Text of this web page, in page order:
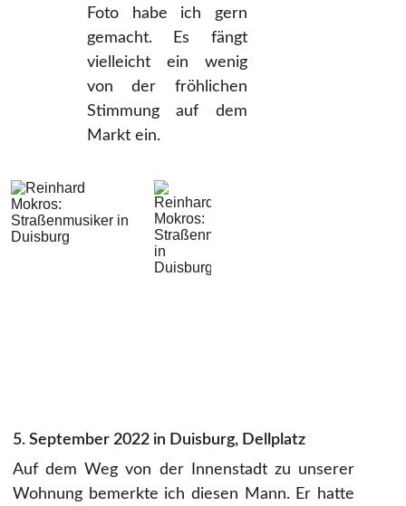
Foto habe ich gern
gemacht. Es fängt
vielleicht ein wenig
von der fröhlichen
Stimmung auf dem
Markt ein.
5. September 2022 in Duisburg, Dellplatz
Auf dem Weg von der Innenstadt zu unserer
Wohnung bemerkte ich diesen Mann. Er hatte